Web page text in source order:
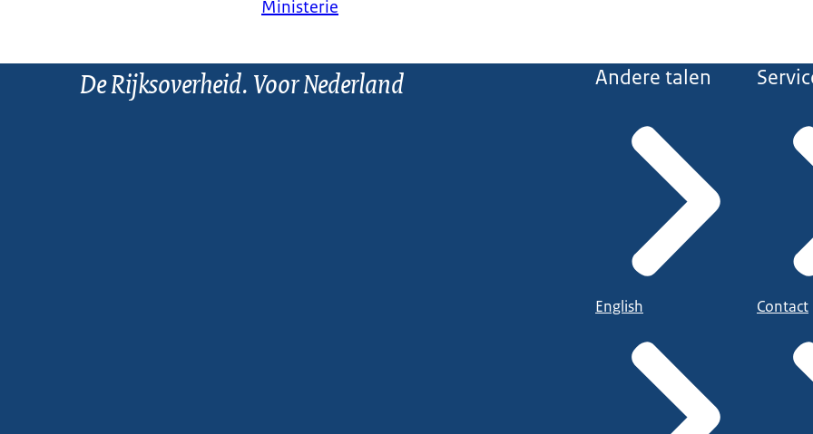
Ministerie
De Rijksoverheid. Voor Nederland Andere talen
English Contact